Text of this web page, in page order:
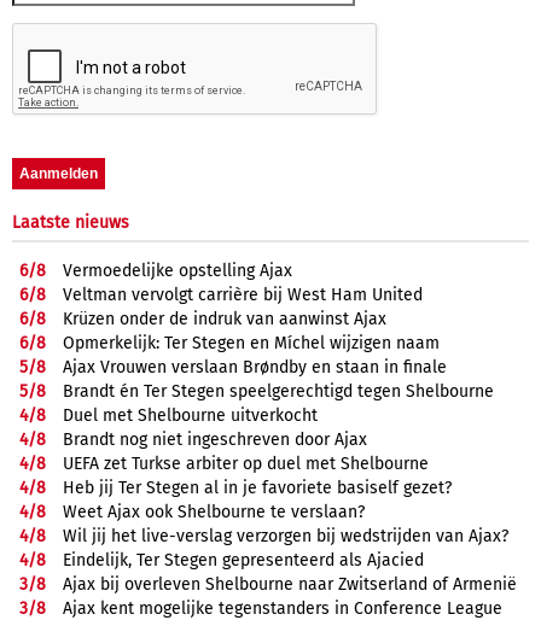
Laatste nieuws
6/8
Vermoedelijke opstelling Ajax
6/8
Veltman vervolgt carrière bij West Ham United
6/8
Krüzen onder de indruk van aanwinst Ajax
6/8
Opmerkelijk: Ter Stegen en Míchel wijzigen naam
5/8
Ajax Vrouwen verslaan Brøndby en staan in finale
5/8
Brandt én Ter Stegen speelgerechtigd tegen Shelbourne
4/8
Duel met Shelbourne uitverkocht
4/8
Brandt nog niet ingeschreven door Ajax
4/8
UEFA zet Turkse arbiter op duel met Shelbourne
4/8
Heb jij Ter Stegen al in je favoriete basiself gezet?
4/8
Weet Ajax ook Shelbourne te verslaan?
4/8
Wil jij het live-verslag verzorgen bij wedstrijden van Ajax?
4/8
Eindelijk, Ter Stegen gepresenteerd als Ajacied
3/8
Ajax bij overleven Shelbourne naar Zwitserland of Armenië
3/8
Ajax kent mogelijke tegenstanders in Conference League